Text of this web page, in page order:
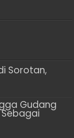
Sorotan,
Gudang
Sebagai